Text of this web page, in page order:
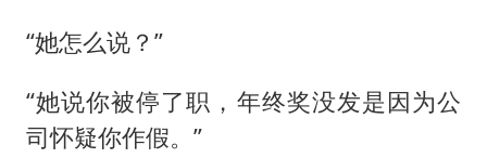
“她怎么说？”
“她说你被停了职，年终奖没发是因为公
司怀疑你作假。”